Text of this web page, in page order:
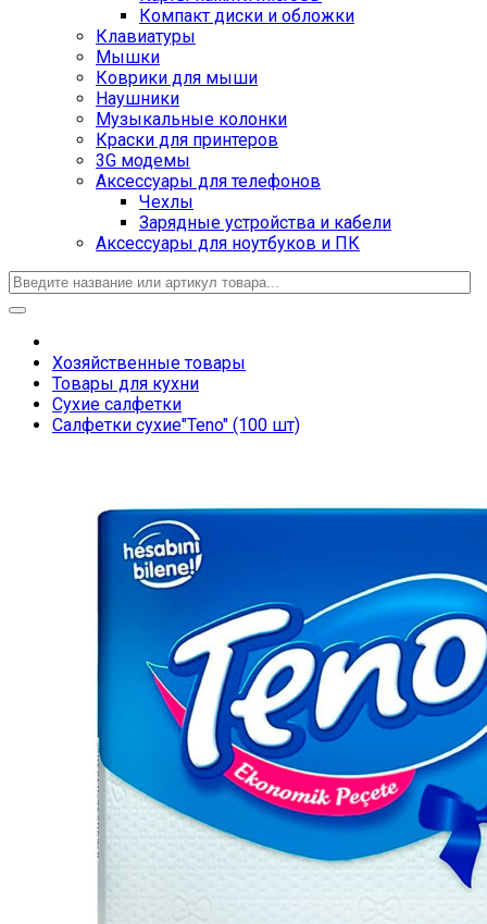
Компакт диски и обложки
Клавиатуры
Мышки
Коврики для мыши
Наушники
Музыкальные колонки
Краски для принтеров
3G модемы
Аксессуары для телефонов
Чехлы
Зарядные устройства и кабели
Аксессуары для ноутбуков и ПК
Хозяйственные товары
Товары для кухни
Сухие салфетки
Салфетки сухие"Teno" (100 шт)